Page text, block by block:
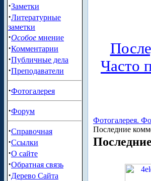
·Заметки
·Литературные
заметки
·Особое мнение
·Комментарии
·Публичные дела
·Преподаватели
·Фотогалерея
·Форум
·Справочная
·Ссылки
·О сайте
·Обратная связь
·Дерево Сайта
Часто
Фотогалерея.
Последние